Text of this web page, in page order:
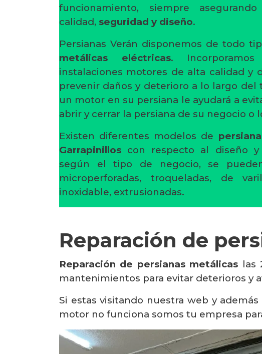
funcionamiento, siempre
calidad, seguridad y diseño.
Persianas Verán disponemos de todo
metálicas eléctricas.
instalaciones motores de alta calidad y
prevenir daños y deterioro a lo largo del
un motor en su persiana le ayudará a
abrir y cerrar la persiana de su negocio o
Existen diferentes modelos de
Garrapinillos con respecto al diseño y
según el tipo de negocio, se
microperforadas, troqueladas, de
inoxidable, extrusionadas.
Reparación de
Reparación de persianas metálicas las
mantenimientos para evitar deterioros y
Si estas visitando nuestra web y
motor no funciona somos tu empresa